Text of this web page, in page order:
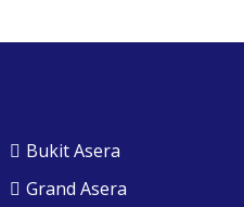
Bukit Asera
Grand Asera